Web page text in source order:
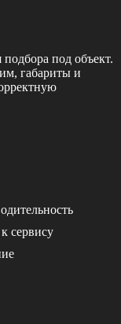
под объект.
габариты и
сервису